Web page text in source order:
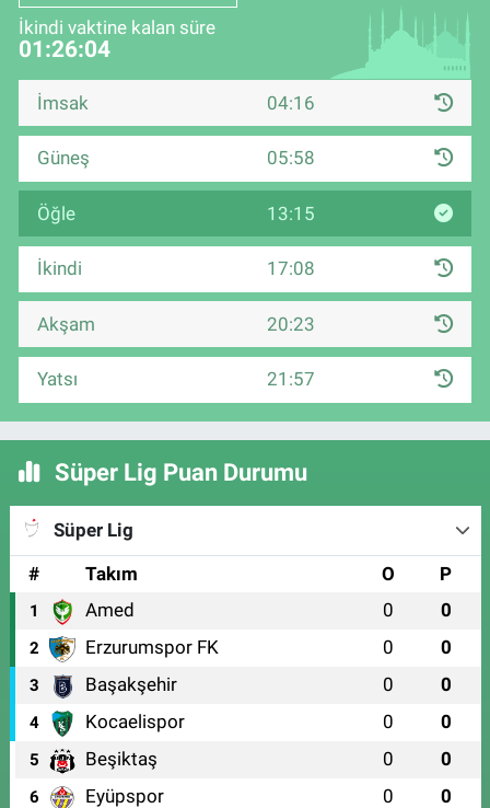
İkindi vaktine kalan süre
01:26:03
İmsak 04:16
Güneş 05:58
Öğle 13:15
İkindi 17:08
Akşam 20:23
Yatsı 21:57
Süper Lig Puan Durumu
Süper Lig
#
Takım O P
1 Amed 0 0
2 Erzurumspor FK 0 0
3 Başakşehir 0 0
4 Kocaelispor 0 0
5 Beşiktaş 0 0
6 Eyüpspor 0 0